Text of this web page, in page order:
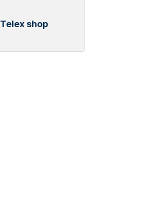
Telex shop